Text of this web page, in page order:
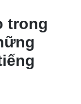
trong